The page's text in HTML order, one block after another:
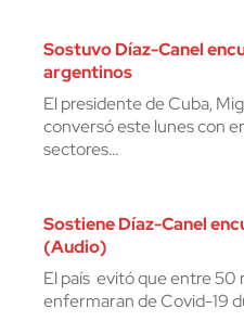
Sostuvo Díaz-Canel
argentinos
El presidente de Cuba,
conversó este lunes con
sectores…
Sostiene Díaz-Canel
(Audio)
El país evitó que entre 50
enfermaran de Covid-19